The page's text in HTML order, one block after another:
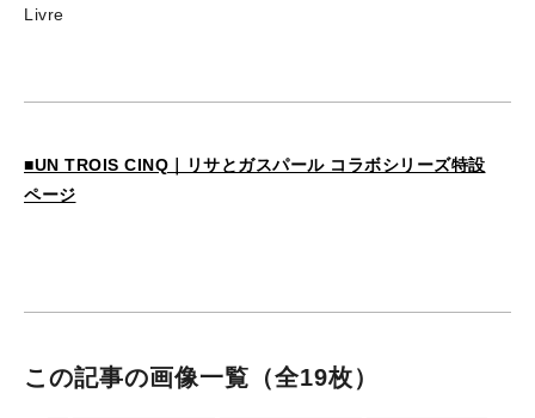
Livre
■UN TROIS CINQ｜リサとガスパール コラボシリーズ特設
ページ
この記事の画像一覧 （全19枚）